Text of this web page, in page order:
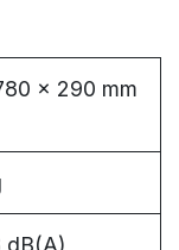
x 290 mm